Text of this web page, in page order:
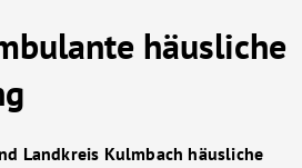
häusliche
Landkreis Kulmbach häusliche